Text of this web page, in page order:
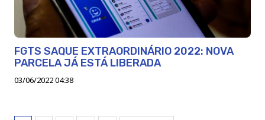
FGTS SAQUE EXTRAORDINÁRIO 2022: NOVA
PARCELA JÁ ESTÁ LIBERADA
03/06/2022 04:38